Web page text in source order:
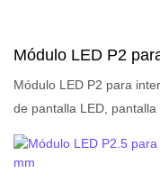
Módulo LED P2
mm, módulo de
Módulo LED P2 para
de pantalla LED,
productos similares en el
incomparables en